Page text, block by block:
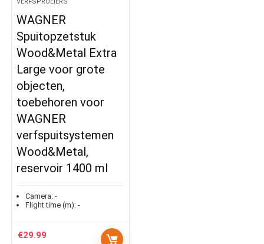
WAGNER
Spuitopzetstuk
Wood&Metal Extra
Large voor grote
objecten,
toebehoren voor
WAGNER
verfspuitsystemen
Wood&Metal,
reservoir 1400 ml
Camera: -
Flight time (m): -
€29.99